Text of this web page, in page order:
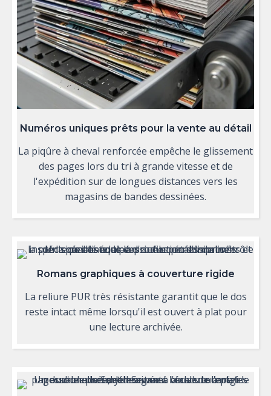
Numéros uniques prêts pour la vente au détail
La piqûre à cheval renforcée empêche le glissement
des pages lors du tri à grande vitesse et de
l'expédition sur de longues distances vers les
magasins de bandes dessinées.
Romans graphiques à couverture rigide
La reliure PUR très résistante garantit que le dos
reste intact même lorsqu'il est ouvert à plat pour
une lecture archivée.